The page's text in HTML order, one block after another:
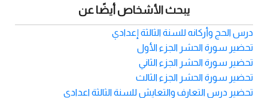
يبحث الأشخاص أيضًا عن
درس الحج وأركانه للسنة الثالثة إعدادي
تحضير سورة الحشر الجزء الأول
تحضير سورة الحشر الجزء الثاني
تحضير سورة الحشر الجزء الثالث
تحضير درس التعارف والتعايش للسنة الثالثة اعدادي